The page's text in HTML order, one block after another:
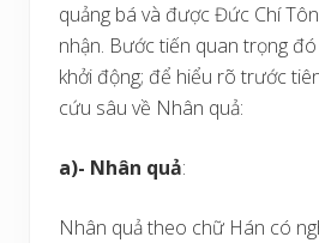
quảng bá và được Đức Chí
nhận. Bước tiến quan trọng
khởi động; để hiểu rõ trước
cứu sâu về Nhân quả:
a)- Nhân quả:
Nhân quả theo chữ Hán có